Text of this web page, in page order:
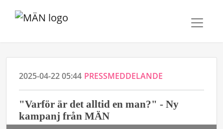
2025-04-22 05:44 PRESSMEDDELANDE
"Varför är det alltid en man?" - Ny
kampanj från MÄN